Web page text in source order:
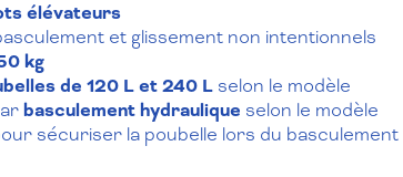
élévateurs
et glissement non intentionnels
kg
de 120 L et 240 L selon le modèle
basculement hydraulique selon le modèle
sécuriser la poubelle lors du basculement